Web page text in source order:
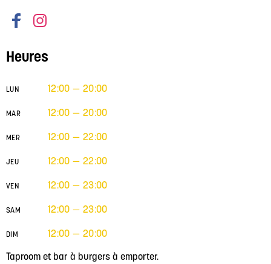
Taproom et bar à burgers à emporter.
Heures
LUN 12:00 — 20:00
MAR 12:00 — 20:00
MER 12:00 — 22:00
JEU 12:00 — 22:00
VEN 12:00 — 23:00
SAM 12:00 — 23:00
DIM 12:00 — 20:00